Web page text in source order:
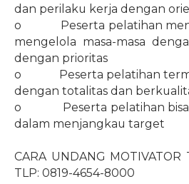
dan perilaku kerja dengan
o
Peserta pelatihan
mengelola masa-masa
dengan prioritas
o
Peserta pelatihan
dengan totalitas dan
o
Peserta pelatihan
dalam menjangkau target
CARA UNDANG MOTIVATOR
TLP: 0819-4654-8000